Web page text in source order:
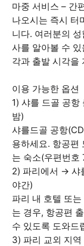
마중 서비스 – 간
나오시는 즉시 터
니다. 여러분의
사를 알아볼 수
각과 출발 시각을
이용 가능한 옵션
1) 샤를 드골 공
밤)
샤를드골 공항
용하세요. 항공편
는 숙소(우편번
2) 파리에서 → 샤
야간)
파리 내 호텔 또
는 경우, 항공편
수 있도록 도와드
3) 파리 교외 지